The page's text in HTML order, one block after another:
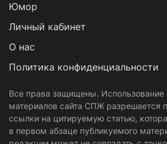
Юмор
Личный кабинет
О нас
Политика конфиденциальности
Все права защищены. Использование
материалов сайта СПЖ разрешается
ссылки на цитируемую статью,
в первом абзаце публикуемого